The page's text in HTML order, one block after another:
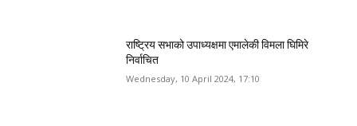
राष्ट्रिय सभाको उपाध्यक्षमा एमालेकी विमला घिमिरे
निर्वाचित
Wednesday, 10 April 2024, 17:10